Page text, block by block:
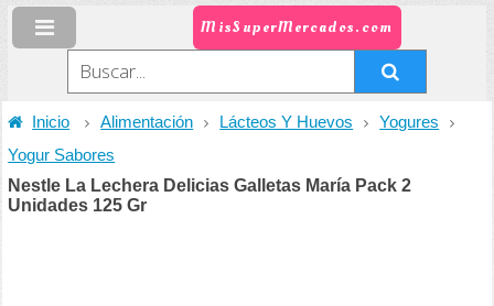
MisSuperMercados.com
Inicio Alimentación Lácteos Y Huevos
Yogures
Yogur Sabores
Nestle La Lechera Delicias Galletas María Pack 2
Unidades 125 Gr